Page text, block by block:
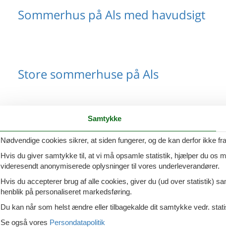
Sommerhus på Als med havudsigt
Store sommerhuse på Als
Sommerhus til 12 personer på Als[
Sommerhus til 20 personer på Als
Samtykke
Nødvendige cookies sikrer, at siden fungerer, og de kan derfor ikke
Hvis du giver samtykke til, at vi må opsamle statistik, hjælper du os
videresendt anonymiserede oplysninger til vores underleverandører.
Hvis du accepterer brug af alle cookies, giver du (ud over statistik)
henblik på personaliseret markedsføring.
Du kan når som helst ændre eller tilbagekalde dit samtykke vedr.
Se også vores Persondatapolitik